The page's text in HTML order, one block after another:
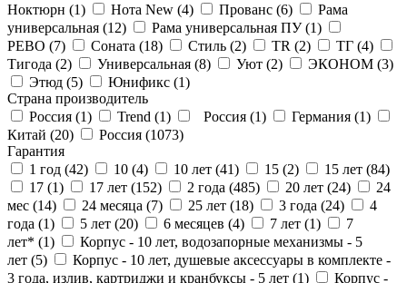
Ноктюрн (1) Нота New (4) Прованс (6)
Рама
универсальная (12) Рама универсальная ПУ (1)
РЕВО (7) Соната (18) Стиль (2) ТR (2) ТГ (4)
Тигода (2) Универсальная (8) Уют (2) ЭКОНОМ (3)
Этюд (5) Юнификс (1)
Страна производитель
Россия (1) Trend (1) Россия (1) Германия (1)
Китай (20) Россия (1073)
Гарантия
1 год (42) 10 (4) 10 лет (41) 15 (2) 15 лет (84)
17 (1) 17 лет (152) 2 года (485) 20 лет (24)
24
мес (14) 24 месяца (7) 25 лет (18) 3 года (24)
4
года (1) 5 лет (20) 6 месяцев (4) 7 лет (1)
7
лет* (1)
Корпус - 10 лет, водозапорные механизмы - 5
лет (5)
Корпус - 10 лет, душевые аксессуары в комплекте -
3 года, излив, картриджи и кранбуксы - 5 лет (1) Корпус -